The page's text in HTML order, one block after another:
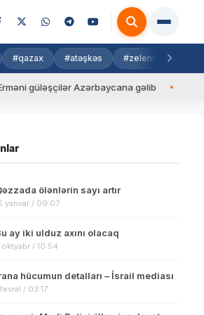
#qazax #atəşkəs #zelenski
Azərbaycana gəlib İlham
ölənlərin sayı artır
yanvar / 09:07
ay iki ulduz axını olacaq
oktyabr / 10:54
hücumun detalları – İsrail mediası
fevral / 03:17